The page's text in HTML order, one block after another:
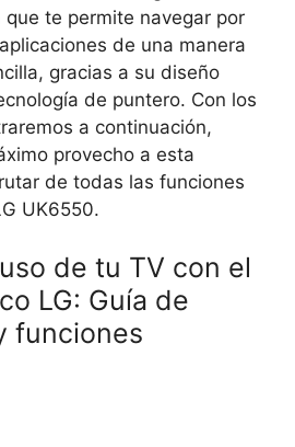
te permite navegar por
de una manera
gracias a su diseño
de puntero. Con los
a continuación,
provecho a esta
de todas las funciones
UK6550.
de tu TV con el
LG: Guía de
funciones